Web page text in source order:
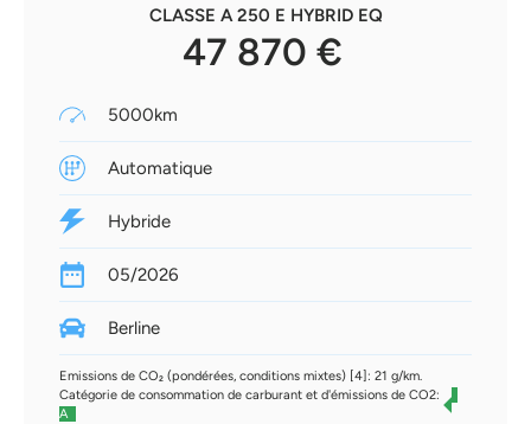
CLASSE A 250 E HYBRID EQ
47 870 €
5000km
Automatique
Hybride
05/2026
Berline
Emissions de CO₂ (pondérées, conditions mixtes) [4]: 21 g/km.
Catégorie de consommation de carburant et d'émissions de CO2:
A